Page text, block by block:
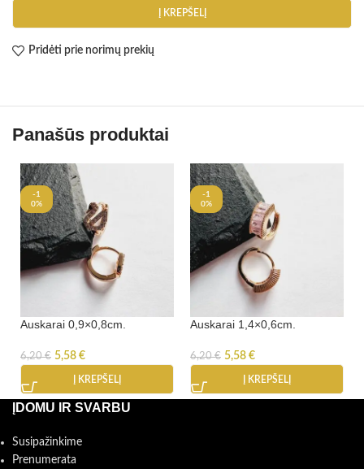
Į KREPŠELĮ
Pridėti prie norimų prekių
Panašūs produktai
-1
0%
Auskarai 0,9×0,8cm.
6,20€ 5,58 €
Į KREPŠELĮ
-1
0%
Auskarai 1,4×0,6cm.
6,20€ 5,58 €
Į KREPŠELĮ
ĮDOMU IR SVARBU
Susipažinkime
Prenumerata